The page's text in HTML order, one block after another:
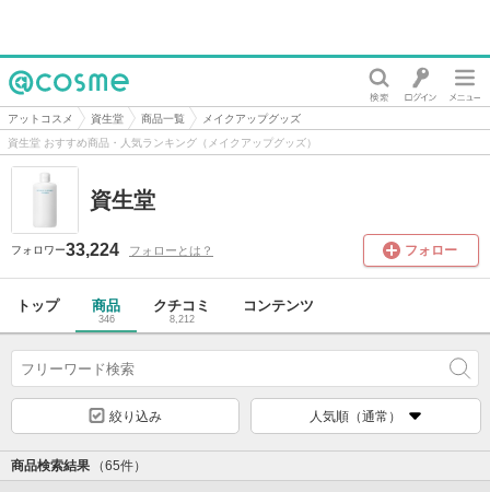
@cosme
アットコスメ 資生堂 商品一覧
メイクアップグッズ
資生堂 おすすめ商品・人気ランキング（メイクアップグッズ）
資生堂
フォロワー33,224 フォローとは？ フォロー
トップ 商品
346
クチコミ
8,212
コンテンツ
絞り込み 人気順（通常）
商品検索結果 （65件）